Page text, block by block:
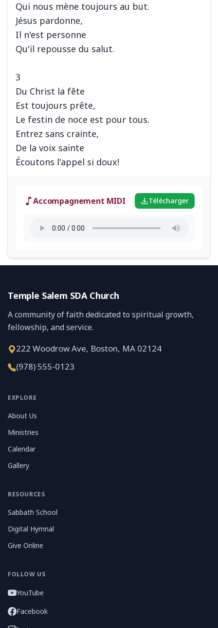
Qui nous mène toujours au but.
Jésus pardonne,
Il n'est personne
Qu'il repousse du salut.
3
Du Christ la fête
Est toujours prête,
Le festin de noce est pour tous.
Entrez sans crainte,
De la voix sainte
Accompagnement MIDI Télécharger
Temple Salem SDA Church
A community of faith dedicated to spiritual growth,
fellowship, and service.
222 Woodrow Ave, Boston, MA 02124
(978) 555-0123
EXPLORE
About Us
Ministries
Calendar
Gallery
RESOURCES
Sabbath School
Digital Hymnal
Give Online
FOLLOW US
YouTube
Facebook